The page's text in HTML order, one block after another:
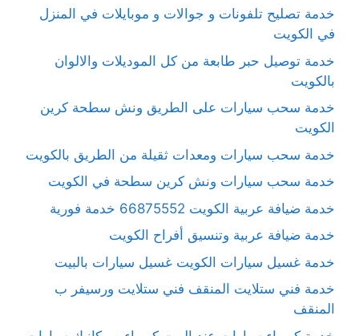
خدمة تصليح تلفونات و جوالات و موبايلات في المنزل
في الكويت
خدمة توصيل حبر طابعة من كل الموديلات والالوان
بالكويت
خدمة سحب سيارات على الطريق ونش سطحة كرين
الكويت
خدمة سحب سيارات ومعدات ثقيلة من الطريق بالكويت
خدمة سحب سيارات ونش كرين سطحة في الكويت
خدمة ضيافة عربية الكويت 66875552 خدمة فورية
خدمة ضيافة عربية وتنسيق أفراح الكويت
خدمة غسيل سيارات الكويت غسيل سيارات بالبيت
خدمة فني ستلايت المنقف فني ستلايت ورسيفر ب
المنقف